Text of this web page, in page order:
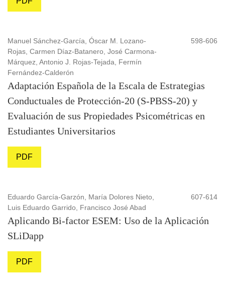
Manuel Sánchez-García, Óscar M. Lozano-
Rojas, Carmen Díaz-Batanero, José Carmona-
Márquez, Antonio J. Rojas-Tejada, Fermín
Fernández-Calderón
598-606
Adaptación Española de la Escala de Estrategias
Conductuales de Protección-20 (S-PBSS-20) y
Evaluación de sus Propiedades Psicométricas en
Estudiantes Universitarios
PDF
Eduardo García-Garzón, María Dolores Nieto,
Luis Eduardo Garrido, Francisco José Abad
607-614
Aplicando Bi-factor ESEM: Uso de la Aplicación
SLiDapp
PDF